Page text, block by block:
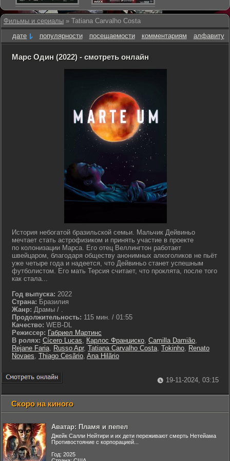
Фильмы и сериалы » Tatiana Carvalho Costa
дате
популярности посещаемости комментариям алфавиту
Марс Один (2022) - смотреть онлайн
История небогатой бразильской семьи. Мальчик Дейвиньо
мечтает стать астрофизиком и принять участие в проекте
по колонизации Марса. Его отец Веллингтон работает
швейцаром, благодаря обществу анонимных алкоголиков не пьёт
уже четыре года и надеется, что Дейвиньо станет успешным
футболистом. Его мать Терсия считает, что проклята, после того
как стала...
Год выпуска: 2022
Страна: Бразилия
Жанр: Драмы / .
Продолжительность: 115 мин. / 01:55
Качество: WEB-DL
Режиссер: Габриел Мартинс
В ролях: Cícero Lucas, Карлос Франциско, Camilla Damião,
Rejane Faria, Russo Apr, Tatiana Carvalho Costa, Tokinho, Renato
Novaes, Thiago Cesãrio, Ana Hilãrio
19-11-2024, 03:15
Скоро на киного
Аватар: Пламя и пепел
Джейк Салли Нейтири и их дети переживают смерть Нетейама
Противостояние с корпорацией...
Год: 2025